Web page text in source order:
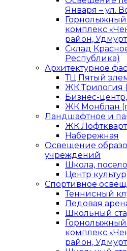
Января – ул.
комплекс
район,
Склад
Республика)
Архитектурное
ТЦ Пятый
ЖК Трилогия
Бизнес-
ЖК Монблан
Ландшафтное и
ЖК
Набережная
Освещение
учреждений
Школа,
Центр
Спортивное
Теннисный
Ледовая
Школьный
комплекс
район,